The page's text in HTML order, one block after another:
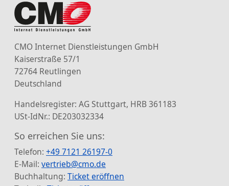
CMO Internet Dienstleistungen GmbH
Kaiserstraße 57/1
72764 Reutlingen
Deutschland
Handelsregister: AG Stuttgart, HRB 361183
USt-IdNr.: DE203032334
So erreichen Sie uns:
Telefon: +49 7121 26197-0
E-Mail: vertrieb@cmo.de
Buchhaltung: Ticket eröffnen